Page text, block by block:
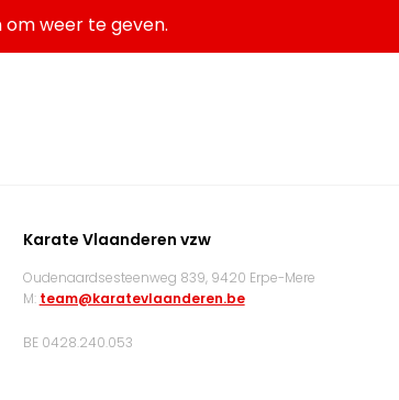
om weer te geven.
Karate Vlaanderen vzw
Oudenaardsesteenweg 839, 9420 Erpe-Mere
M: team@karatevlaanderen.be
BE 0428.240.053